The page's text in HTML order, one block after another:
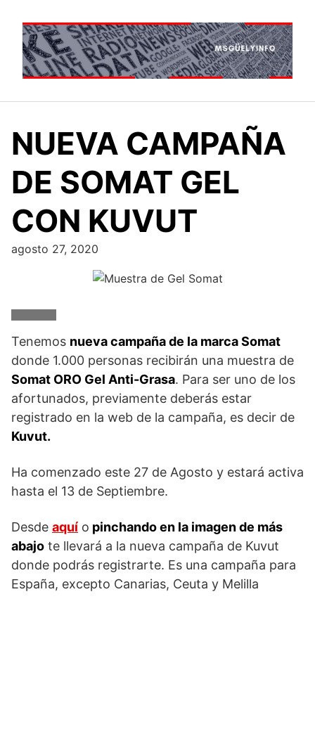
contenido
NUEVA CAMPAÑA
DE SOMAT GEL
CON KUVUT
agosto 27, 2020
Tenemos nueva campaña de la marca Somat
donde 1.000 personas recibirán una muestra de
Somat ORO Gel Anti-Grasa. Para ser uno de los
afortunados, previamente deberás estar
registrado en la web de la campaña, es decir de
Kuvut.
Ha comenzado este 27 de Agosto y estará activa
hasta el 13 de Septiembre.
Desde aquí o pinchando en la imagen de más
abajo te llevará a la nueva campaña de Kuvut
donde podrás registrarte. Es una campaña para
España, excepto Canarias, Ceuta y Melilla